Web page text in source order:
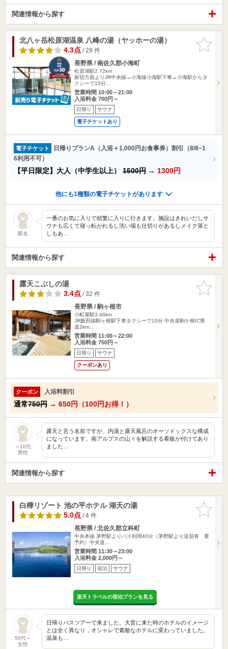
関連情報から探す
お気に入
りに追加
北八ヶ岳松原湖温泉 八峰の湯（ヤッホーの湯）
4.3点/ 29 件
長野県 / 南佐久郡小海町
松原湖駅2.72km
新宿方面よりJR中央線→小海線小海駅下車→小海駅からタ
クシーで15分…
営業時間 10:00～21:00
入浴料金 700円～
日帰り サウナ
電子チケットあり
電子チケット
日帰りプランA（入浴＋1,000円お食事券）割引（8/8~1
6利用不可）
【平日限定】大人（中学生以上） 1600円 → 1300円
他にも1種類の電子チケットがあります
匿名
一番のお気に入りで頻繁に入りに行きます。施設はきれいだしサ
ウナも広くて寝っ転がれるし洗い場も仕切りがあるしメイク落と
しもあ…
関連情報から探す
お気に入
りに追加
露天こぶしの湯
3.4点/ 32 件
長野県 / 駒ヶ根市
小町屋駅3.46km
JR飯田線駒ヶ根駅下車タクシーで10分 中央道駒ケ根IC県
道2km…
営業時間 11:00～22:00
入浴料金 750円～
日帰り サウナ
クーポンあり
クーポン 入浴料割引
通常750円 → 650円（100円お得！）
～10代
男性
露天と言う名前ですが、内湯と露天風呂のオーソドックスな構成
になっています。南アルプスの山々を解説する看板が付けてあり
ました…
関連情報から探す
お気に入
りに追加
白樺リゾート 池の平ホテル 湖天の湯
5.0点/ 4 件
長野県 / 北佐久郡立科町
中央本線 茅野駅よりバス利用40分（茅野駅より送迎有 要
予約）中央道…
営業時間 11:30～23:00
入浴料金 2,000円～
日帰り 宿泊 サウナ
楽天トラベルの宿泊プランを見る
50代～
女性
日帰りバスツアーで来ました。大昔に来た時のホテルのイメージ
とは全く異なり，オシャレで素敵なホテルに変わっていました。
温泉も…